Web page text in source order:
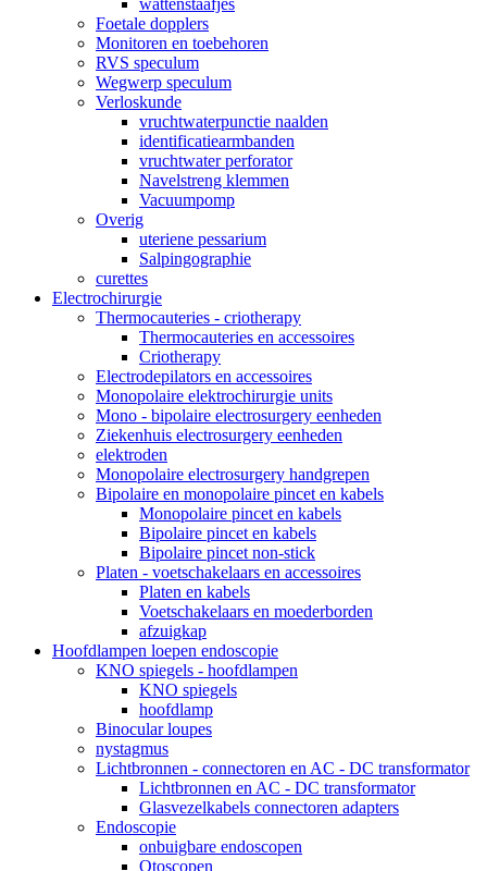
Foetale dopplers
Monitoren en toebehoren
RVS speculum
Wegwerp speculum
Verloskunde
vruchtwaterpunctie naalden
identificatiearmbanden
vruchtwater perforator
Navelstreng klemmen
Vacuumpomp
Overig
uteriene pessarium
Salpingographie
curettes
Electrochirurgie
Thermocauteries - criotherapy
Thermocauteries en accessoires
Criotherapy
Electrodepilators en accessoires
Monopolaire elektrochirurgie units
Mono - bipolaire electrosurgery eenheden
Ziekenhuis electrosurgery eenheden
elektroden
Monopolaire electrosurgery handgrepen
Bipolaire en monopolaire pincet en kabels
Monopolaire pincet en kabels
Bipolaire pincet en kabels
Bipolaire pincet non-stick
Platen - voetschakelaars en accessoires
Platen en kabels
Voetschakelaars en moederborden
afzuigkap
Hoofdlampen loepen endoscopie
KNO spiegels - hoofdlampen
KNO spiegels
hoofdlamp
Binocular loupes
nystagmus
Lichtbronnen - connectoren en AC - DC transformator
Lichtbronnen en AC - DC transformator
Glasvezelkabels connectoren adapters
Endoscopie
onbuigbare endoscopen
Otoscopen